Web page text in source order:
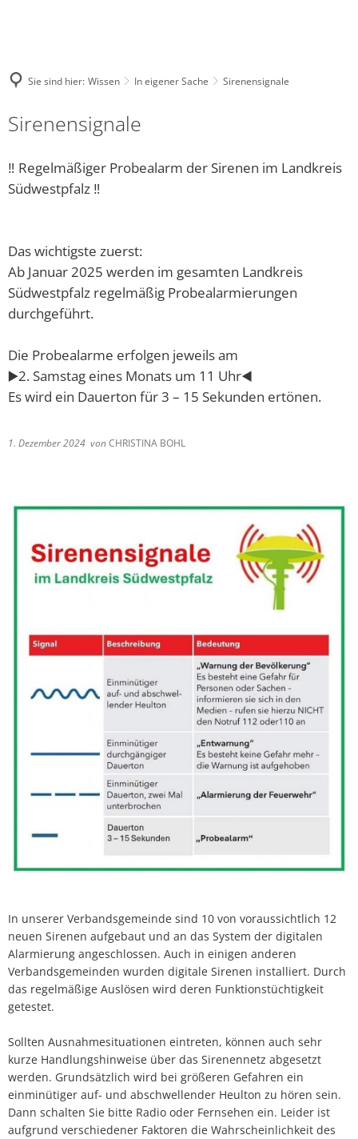
Sie sind hier: Wissen In eigener Sache Sirenensignale
Sirenensignale
‼️ Regelmäßiger Probealarm der Sirenen im Landkreis
Südwestpfalz ‼️
Das wichtigste zuerst:
Ab Januar 2025 werden im gesamten Landkreis
Südwestpfalz regelmäßig Probealarmierungen
durchgeführt.
Die Probealarme erfolgen jeweils am
▶️2. Samstag eines Monats um 11 Uhr◀️
Es wird ein Dauerton für 3 – 15 Sekunden ertönen.
1. Dezember 2024 vonCHRISTINA BOHL
In unserer Verbandsgemeinde sind 10 von voraussichtlich 12
neuen Sirenen aufgebaut und an das System der digitalen
Alarmierung angeschlossen. Auch in einigen anderen
Verbandsgemeinden wurden digitale Sirenen installiert. Durch
das regelmäßige Auslösen wird deren Funktionstüchtigkeit
getestet.
Sollten Ausnahmesituationen eintreten, können auch sehr
kurze Handlungshinweise über das Sirenennetz abgesetzt
werden. Grundsätzlich wird bei größeren Gefahren ein
einminütiger auf- und abschwellender Heulton zu hören sein.
Dann schalten Sie bitte Radio oder Fernsehen ein. Leider ist
aufgrund verschiedener Faktoren die Wahrscheinlichkeit des